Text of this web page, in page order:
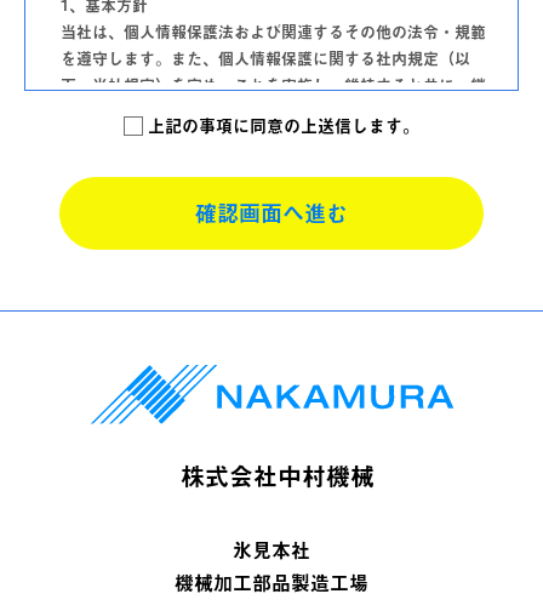
1、基本方針
当社は、個人情報保護法および関連するその他の法令・規範
を遵守します。また、個人情報保護に関する社内規定（以
下、当社規定）を定め、これを実施し、維持すると共に、継
当社は、個人情報保護に関する管理体制を確立するととも
努めます。
当社は、個人情報をお客様に明示した利用目的の範囲内で取
り扱います。また、当社はお客様からご提供頂いた個人情報
の予防に努め、情報セキュリティの向上、是正を継続的に実
施します。
2016年12月24日 改定
2、個人情報の利用目的
上記の事項に同意の上送信します。
確認画面へ進む
株式会社中村機械
氷見本社
機械加工部品製造工場